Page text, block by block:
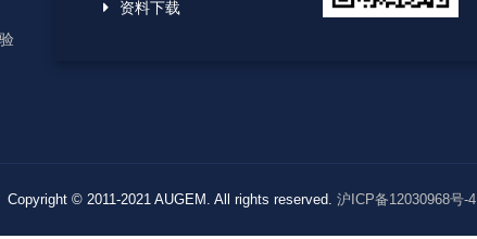
资料下载
Copyright © 2011-2021 AUGEM. All rights reserved. 沪ICP备12030968号-4